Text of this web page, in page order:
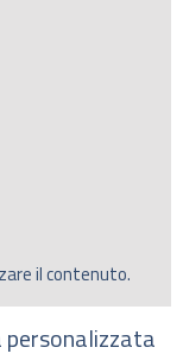
il contenuto.
personalizzata